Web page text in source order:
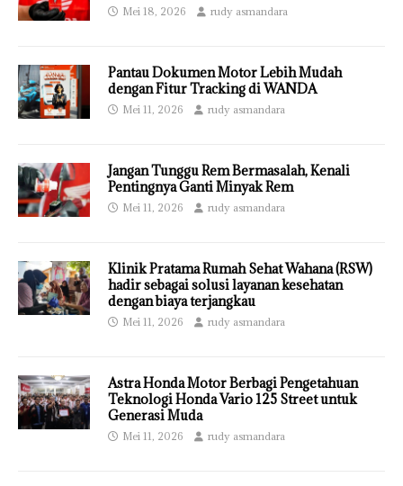
Mei 18, 2026 rudy asmandara
Pantau Dokumen Motor Lebih Mudah
dengan Fitur Tracking di WANDA
Mei 11, 2026 rudy asmandara
Jangan Tunggu Rem Bermasalah, Kenali
Pentingnya Ganti Minyak Rem
Mei 11, 2026 rudy asmandara
Klinik Pratama Rumah Sehat Wahana (RSW)
hadir sebagai solusi layanan kesehatan
dengan biaya terjangkau
Mei 11, 2026 rudy asmandara
Astra Honda Motor Berbagi Pengetahuan
Teknologi Honda Vario 125 Street untuk
Generasi Muda
Mei 11, 2026 rudy asmandara